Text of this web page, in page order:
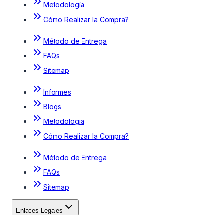
Metodología
Cómo Realizar la Compra?
Método de Entrega
FAQs
Sitemap
Informes
Blogs
Metodología
Cómo Realizar la Compra?
Método de Entrega
FAQs
Sitemap
Enlaces Legales